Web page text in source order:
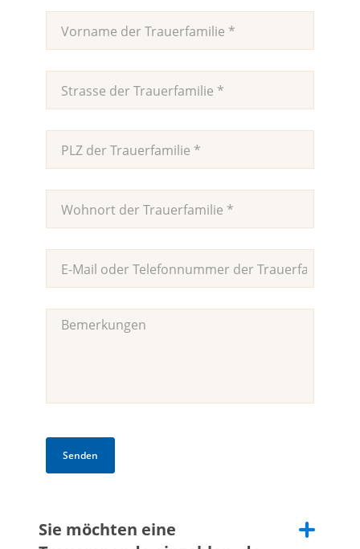
0, Vermerk Trauerspende VORNAME NAME.
Im Sinne der/des Verstorbenen bitten wir,
anstelle von Blumenspenden die Krebsliga
Graubünden, 7001 Chur, zu berücksichtigen.
Trotz neuem QR-Einzahlungsschein kann man auch
Überweisungen in Auftrag geben,wenn mandie
IBAN-Kontonummer des Empfängers kennt.
bzw. eine Kontaktadresse oder das Leidzirkular
zukommen.So können wir Ihnen eine Übersicht
der Regel erstmals nach 1 - 2 Wochen, da in dieser
Zeit erfahrungsgemäss die meisten Spenden
uns brieflich verdankt.
Sie möchten eine